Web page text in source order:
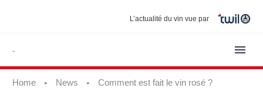
L’actualité du vin vue par
Home News Comment est fait le vin rosé ?